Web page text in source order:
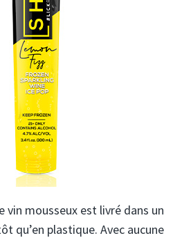
vin mousseux est livré dans un
qu’en plastique. Avec aucune